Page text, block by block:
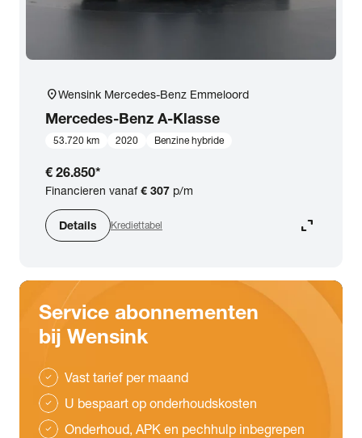
location_onWensink Mercedes-Benz Emmeloord
Mercedes-Benz A-Klasse
53.720 km 2020 Benzine hybride
€ 26.850*
Financieren vanaf€ 307 p/m
Details Krediettabel expand_content
Service abonnementen
bij Wensink
check Vast tarief per maand
check U bespaart op onderhoudskosten
check Onderhoud, APK en pechhulp inbegrepen